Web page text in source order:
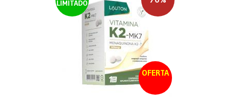
LIMITADO
OFERTA